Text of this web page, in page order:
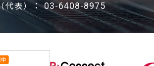
代表） ： 03-6408-8975